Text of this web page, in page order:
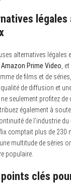
légales
alternatives légales
Amazon Prime Video , et
de films et de
de diffusion et
seulement profitez de
également à
de l’industrie du
comptait plus de 230
multitude de séries
populaire.
clés